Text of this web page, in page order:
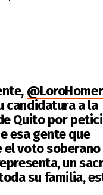
candidatura a la
Quito por
esa gente que
el voto
un
su familia,